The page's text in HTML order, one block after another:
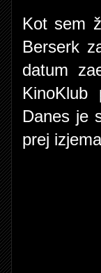
Kot sem
Berserk
datum
Danes je
prej